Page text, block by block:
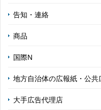
告知・連絡
商品
国際N
地方自治体の広報紙・公共
大手広告代理店